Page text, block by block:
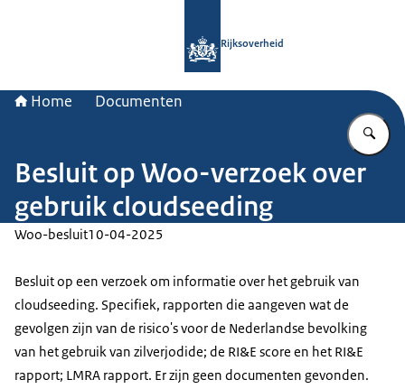
Rijksoverheid
Home Documenten
Besluit op Woo-verzoek over
gebruik cloudseeding
Woo-besluit10-04-2025
Besluit op een verzoek om informatie over het gebruik van
cloudseeding. Specifiek, rapporten die aangeven wat de
gevolgen zijn van de risico's voor de Nederlandse bevolking
van het gebruik van zilverjodide; de RI&E score en het RI&E
rapport; LMRA rapport. Er zijn geen documenten gevonden.